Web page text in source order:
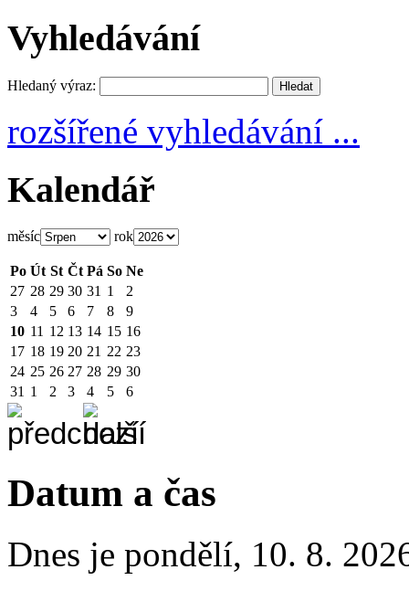
Vyhledávání
Hledaný výraz:
rozšířené vyhledávání ...
Kalendář
měsíc rok
Po Út St Čt Pá So Ne
27 28 29 30 31 1
2
3
4 5 6 7 8
9
10 11 12 13 14 15 16
17 18 19 20 21 22 23
24 25 26 27 28 29 30
31 1 2 3 4 5 6
Datum a čas
Dnes je pondělí, 10. 8.